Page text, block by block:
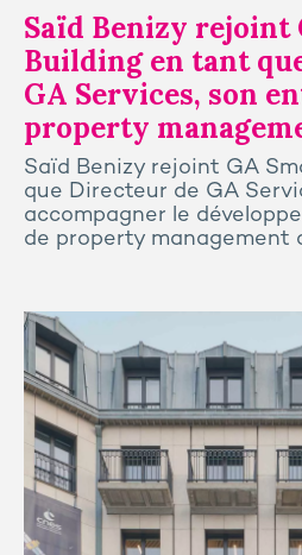
Saïd Benizy rejoint
Building en tant
GA Services, son
property
Saïd Benizy rejoint GA
que Directeur de GA
accompagner le
de property management